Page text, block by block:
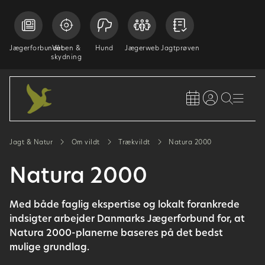
JægerforbundetVåben &
skydning
Hund Jægerweb Jagtprøven
Jagt & Natur Om vildt Trækvildt Natura 2000
Natura 2000
Med både faglig ekspertise og lokalt forankrede
indsigter arbejder Danmarks Jægerforbund for, at
Natura 2000-planerne baseres på det bedst
mulige grundlag.